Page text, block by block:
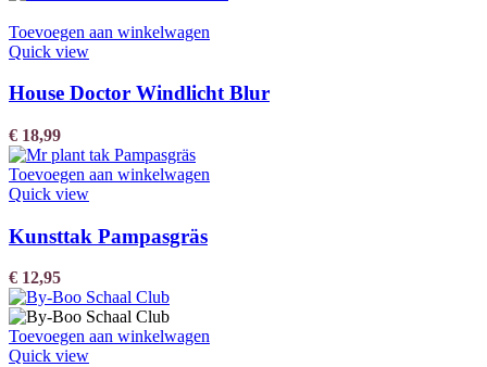
Toevoegen aan winkelwagen
Quick view
House Doctor Windlicht Blur
€ 18,99
Toevoegen aan winkelwagen
Quick view
Kunsttak Pampasgräs
€ 12,95
Toevoegen aan winkelwagen
Quick view